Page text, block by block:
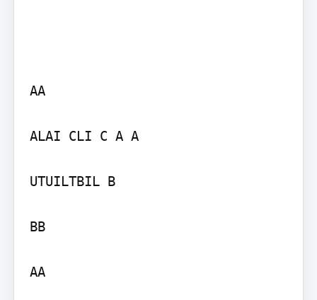
AA
ALAI CLI C A A
UTUILTBIL B
BB
AA